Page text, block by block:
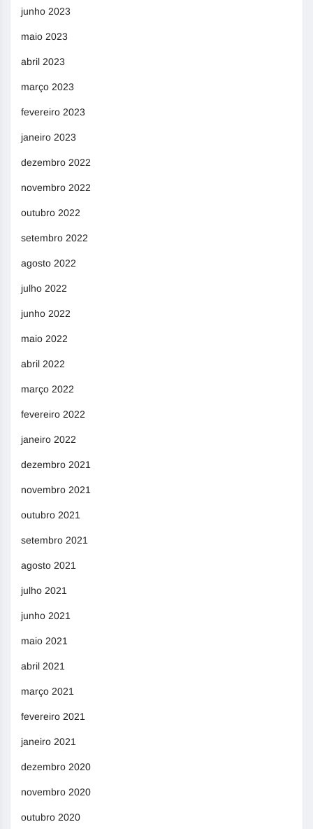
junho 2023
maio 2023
abril 2023
março 2023
fevereiro 2023
janeiro 2023
dezembro 2022
novembro 2022
outubro 2022
setembro 2022
agosto 2022
julho 2022
junho 2022
maio 2022
abril 2022
março 2022
fevereiro 2022
janeiro 2022
dezembro 2021
novembro 2021
outubro 2021
setembro 2021
agosto 2021
julho 2021
junho 2021
maio 2021
abril 2021
março 2021
fevereiro 2021
janeiro 2021
dezembro 2020
novembro 2020
outubro 2020